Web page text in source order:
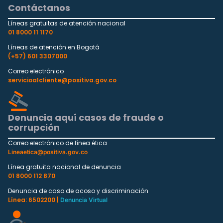
Contáctanos
Líneas gratuitas de atención nacional
01 8000 11 1170
Líneas de atención en Bogotá
(+57) 601 3307000
Correo electrónico
servicioalcliente@positiva.gov.co
Denuncia aquí casos de fraude o
corrupción
Correo electrónico de línea ética
Lineaetica@positiva.gov.co
Línea gratuita nacional de denuncia
01 8000 112 870
Denuncia de caso de acoso y discriminación
Línea: 6502200 |
Denuncia Virtual